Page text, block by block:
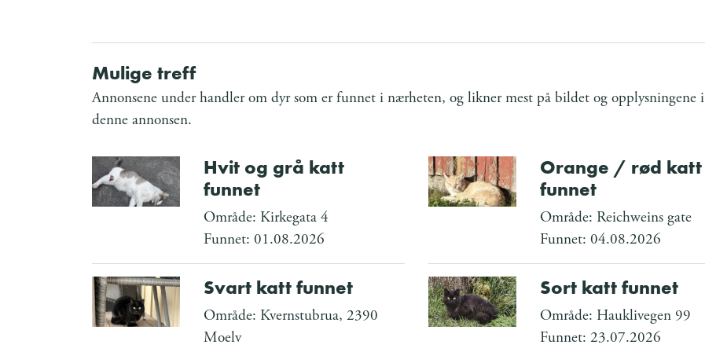
Mulige treff
Annonsene under handler om dyr som er funnet i nærheten, og likner mest på bildet og opplysningene i
denne annonsen.
Hvit og grå katt
funnet
Område: Kirkegata 4
Funnet: 01.08.2026
Orange / rød katt
funnet
Område: Reichweins gate
Funnet: 04.08.2026
Svart katt funnet
Område: Kvernstubrua, 2390
Moelv
Sort katt funnet
Område: Hauklivegen 99
Funnet: 23.07.2026